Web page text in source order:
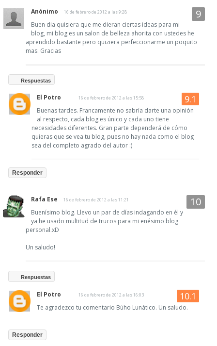
Anónimo 16 de febrero de 2012 a las 9:28
Buen dia quisiera que me dieran ciertas ideas para mi
blog, mi blog es un salon de belleza ahorita con ustedes he
aprendido bastante pero quiziera perfeccionarme un poquito
mas. Gracias
Respuestas
El Potro 16 de febrero de 2012 a las 15:58
Buenas tardes. Francamente no sabría darte una opinión
al respecto, cada blog es único y cada uno tiene
necesidades diferentes. Gran parte dependerá de cómo
quieras que se vea tu blog, pues no hay nada como el blog
sea del completo agrado del autor :)
Responder
Rafa Ese 16 de febrero de 2012 a las 11:21
Buenísimo blog. Llevo un par de días indagando en él y
ya he usado multitud de trucos para mi enésimo blog
personal.xD
Un saludo!
Respuestas
El Potro 16 de febrero de 2012 a las 16:03
Te agradezco tu comentario Búho Lunático. Un saludo.
Responder